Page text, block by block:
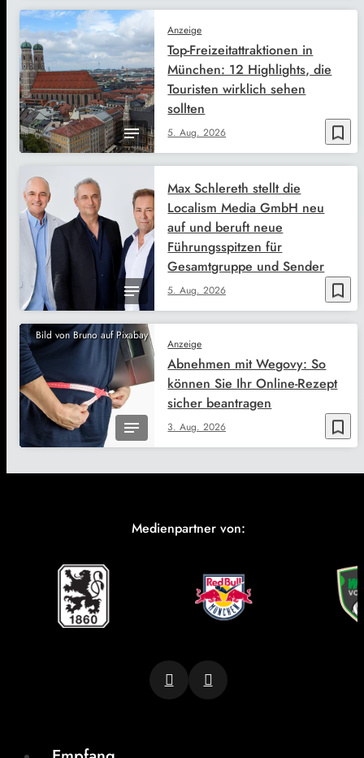
bookmark_border
Anzeige
5. Aug. 2026
Top-Freizeitattraktionen in
München: 12 Highlights, die
Touristen wirklich sehen
sollten
bookmark_border
5. Aug. 2026
Max Schlereth stellt die
Localism Media GmbH neu
auf und beruft neue
Führungsspitzen für
Gesamtgruppe und Sender
Bild von Bruno auf Pixabay
bookmark_border
Anzeige
3. Aug. 2026
Abnehmen mit Wegovy: So
können Sie Ihr Online-Rezept
sicher beantragen
Medienpartner von: